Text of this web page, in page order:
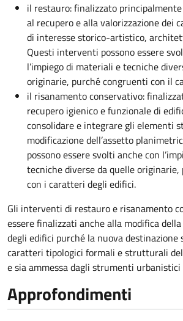
il restauro: finalizzato
al recupero e alla valorizzazione dei
di interesse storico-artistico,
Questi interventi possono essere
l’impiego di materiali e tecniche
originarie, purché congruenti con il
il risanamento conservativo:
recupero igienico e funzionale di
consolidare e integrare gli elementi
modificazione dell’assetto
possono essere svolti anche con
tecniche diverse da quelle
con i caratteri degli edifici.
Gli interventi di restauro e risanamento
essere finalizzati anche alla modifica della
degli edifici purché la nuova destinazione
caratteri tipologici formali e strutturali
e sia ammessa dagli strumenti
Approfondimenti